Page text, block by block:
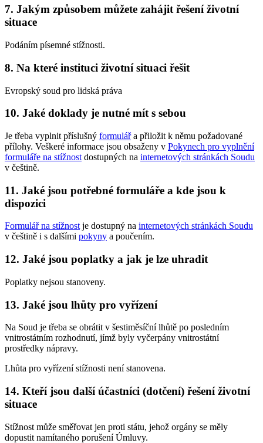
7. Jakým způsobem můžete zahájit řešení životní
situace
Podáním písemné stížnosti.
8. Na které instituci životní situaci řešit
Evropský soud pro lidská práva
10. Jaké doklady je nutné mít s sebou
Je třeba vyplnit příslušný formulářa přiložit k němu požadované
přílohy. Veškeré informace jsou obsaženy v Pokynech pro vyplnění
formuláře na stížnost dostupných na internetových stránkách Soudu
v češtině.
11. Jaké jsou potřebné formuláře a kde jsou k
dispozici
Formulář na stížnost je dostupný na internetových stránkách Soudu
v češtině i s dalšími pokyny a poučením.
12. Jaké jsou poplatky a jak je lze uhradit
Poplatky nejsou stanoveny.
13. Jaké jsou lhůty pro vyřízení
Na Soud je třeba se obrátit v šestiměsíční lhůtě po posledním
vnitrostátním rozhodnutí, jímž byly vyčerpány vnitrostátní
prostředky nápravy.
Lhůta pro vyřízení stížnosti není stanovena.
14. Kteří jsou další účastníci (dotčení) řešení životní
situace
Stížnost může směřovat jen proti státu, jehož orgány se měly
dopustit namítaného porušení Úmluvy.